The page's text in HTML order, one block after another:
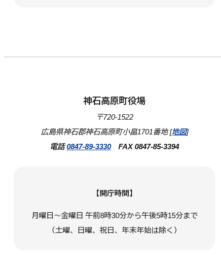
神石高原町役場
〒720-1522
広島県神石郡神石高原町小畠1701番地 [地図]
電話0847-89-3330FAX 0847-85-3394
【開庁時間】
月曜日～金曜日 午前8時30分から午後5時15分まで
（土曜、日曜、祝日、年末年始は除く）